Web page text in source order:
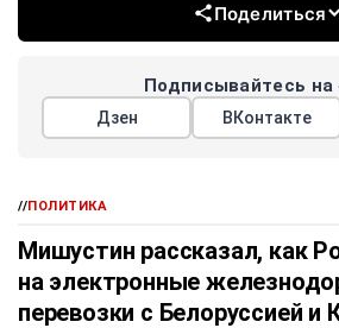
Поделиться
Подписывайтесь на
Дзен ВКонтакте
//ПОЛИТИКА
Мишустин рассказал, как
на электронные
перевозки с Белоруссией и